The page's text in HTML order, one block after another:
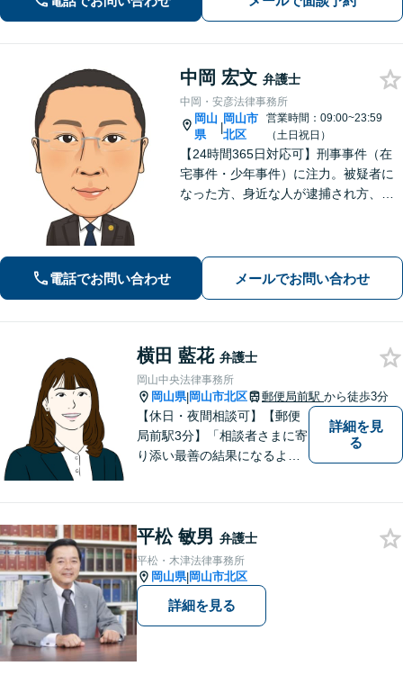
野初回相談無料】【WEB面談可】
中岡 宏文 弁護士
中岡・安彦法律事務所
岡山
県
|
岡山市
北区
営業時間：09:00~23:59
（土日祝日）
【24時間365日対応可】刑事事件（在
宅事件・少年事件）に注力。被疑者に
なった方、身近な人が逮捕され方、す
電話でお問い合わせ メールでお問い合わせ
横田 藍花 弁護士
岡山中央法律事務所
岡山県|岡山市北区 郵便局前駅 から徒歩3分
【休日・夜間相談可】【郵便
局前駅3分】「相談者さまに寄
り添い最善の結果になるよう
よる不当な取り調べや身体拘
束から、依頼者さまの利益を
守ります【完全個室相談】
詳細を見
る
平松 敏男 弁護士
平松・木津法律事務所
岡山県|岡山市北区
詳細を見る